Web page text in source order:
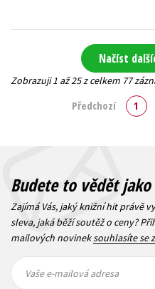
Načíst
Zobrazuji 1 až 25 z celkem 77
Předchozí 1
Budete to vědět
Zajímá Vás, jaký knižní hit právě
sleva, jaká běží soutěž o ceny?
mailových novineksouhlasíte se
mailová
mailová
Vaše e-mailová adresa